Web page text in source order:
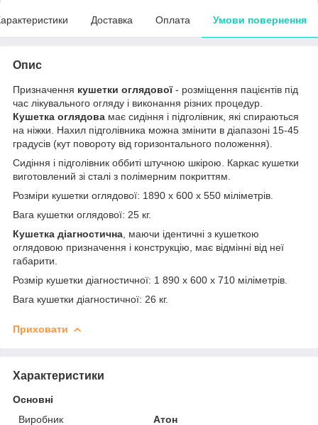
Доставка Оплата Умови повернення
Опис
Призначення кушетки оглядової- розміщення пацієнтів під
час лікувального огляду і виконання різних процедур.
Кушетка оглядова має сидіння і підголівник, які спираються
на ніжки. Нахил підголівника можна змінити в діапазоні 15-45
градусів (кут повороту від горизонтального положення).
Сидіння і підголівник оббиті штучною шкірою. Каркас кушетки
виготовлений зі сталі з полімерним покриттям.
Розміри кушетки оглядової: 1890 х 600 х 550 міліметрів.
Вага кушетки оглядової: 25 кг.
Кушетка діагностична , маючи ідентичні з кушеткою
оглядовою призначення і конструкцію, має відмінні від неї
габарити.
Розмір кушетки діагностичної: 1 890 х 600 х 710 міліметрів.
Вага кушетки діагностичної: 26 кг.
Приховати
Характеристики
Основні
Виробник
Атон